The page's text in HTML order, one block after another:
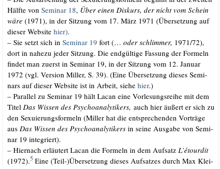
Hälf­te von Semi­nar 18, Über einen Dis­kurs, der nicht vom Schein
wäre (1971), in der Sit­zung vom 17. März 1971 (Über­set­zung auf
die­ser Web­site hier).
– Sie setzt sich in Semi­nar 19 fort (… oder schlim­mer, 1971/​72),
dort in nahe­zu jeder Sit­zung. Die end­gül­ti­ge Fas­sung der For­meln
fin­det man zuerst in Semi­nar 19, in der Sit­zung vom 12. Janu­ar
1972 (vgl. Ver­si­on Mil­ler, S. 39). (Eine Über­set­zung die­ses Semi­
nars auf die­ser Web­site ist in Arbeit, sie­he hier.)
– Par­al­lel zu Semi­nar 19 hält Lacan eine Vor­le­sungs­rei­he mit dem
Titel Das Wis­sen des Psy­cho­ana­ly­ti­kers, auch hier äußert er sich zu
den Sexu­ie­rungs­for­meln (Mil­ler hat die ent­spre­chen­den Vor­trä­ge
aus Das Wis­sen des Psy­cho­ana­ly­ti­kersin sei­ne Aus­ga­be von Semi­
nar 19 integriert).
– Hier­nach erläu­tert Lacan die For­meln in dem Auf­satz L’é­tour­dit
(1972).5Eine (Teil-)Übersetzung die­ses Auf­sat­zes durch Max Klei­